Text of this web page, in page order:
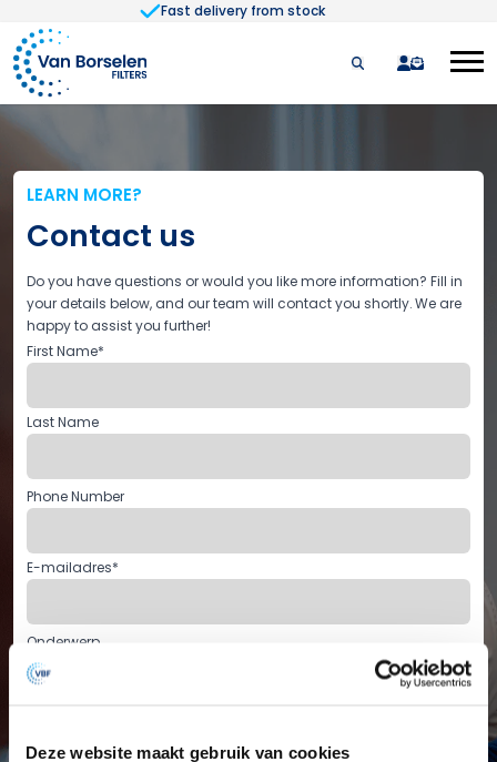
Deze website maakt gebruik van cookies
Fast delivery from stock
Skip to Content
quote
LEARN MORE?
Contact us
Do you have questions or would you like more information? Fill in
your details below, and our team will contact you shortly. We are
happy to assist you further!
First Name*
Last Name
Phone Number
E-mailadres*
Onderwerp